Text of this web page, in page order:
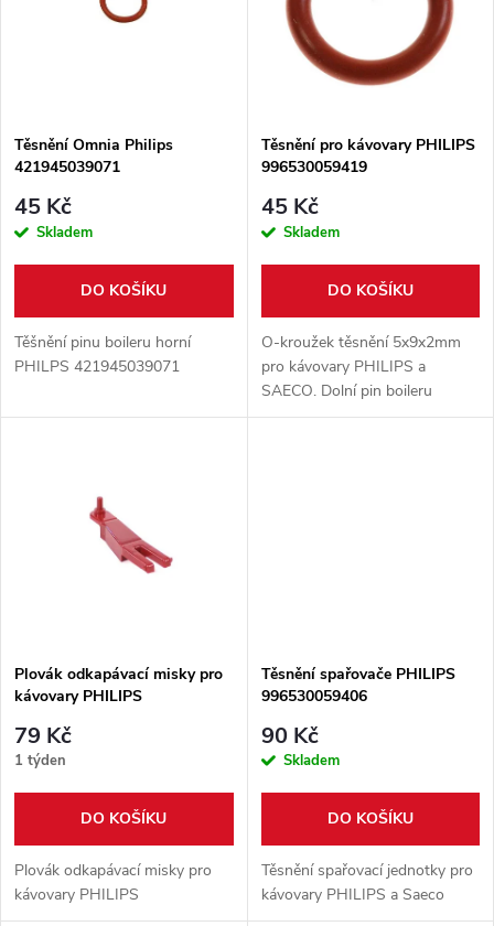
p
r
o
d
u
s
p
r
d
u
Těsnění Omnia Philips
421945039071
45 Kč
Skladem
DO KOŠÍKU
Těšnění pinu boileru horní
PHILPS 421945039071
Těsnění pro kávovary PHILIPS
996530059419
45 Kč
Skladem
DO KOŠÍKU
O-kroužek těsnění 5x9x2mm
pro kávovary PHILIPS a
SAECO. Dolní pin boileru
Plovák odkapávací misky pro
kávovary PHILIPS
79 Kč
1 týden
DO KOŠÍKU
Plovák odkapávací misky pro
kávovary PHILIPS
Těsnění spařovače PHILIPS
996530059406
90 Kč
Skladem
DO KOŠÍKU
Těsnění spařovací jednotky pro
kávovary PHILIPS a Saeco